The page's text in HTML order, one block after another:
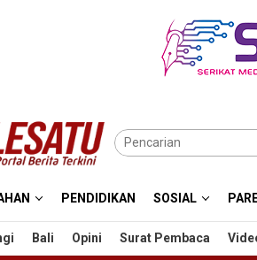
PENDIDIKAN SOSIAL
Bali Opini Surat Pembaca